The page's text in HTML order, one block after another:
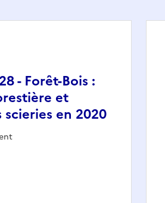
- Forêt-Bois :
et
scieries en 2020